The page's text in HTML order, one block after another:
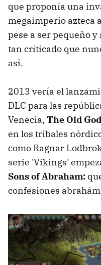
que proponía una
megaimperio azteca
pese a ser pequeño
tan criticado que
así.
2013 vería el
DLC para las
Venecia, The Old
en los tribales
como Ragnar
serie 'Vikings'
Sons of Abraham:
confesiones